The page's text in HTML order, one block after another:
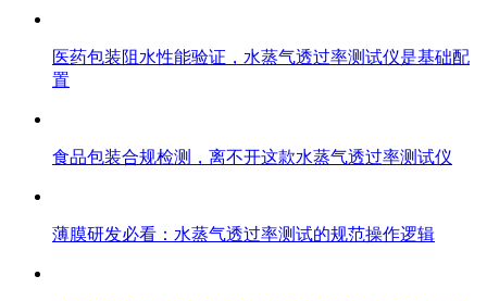
医药包装阻水性能验证，水蒸气透过率测试仪是基础配
置
食品包装合规检测，离不开这款水蒸气透过率测试仪
薄膜研发必看：水蒸气透过率测试的规范操作逻辑